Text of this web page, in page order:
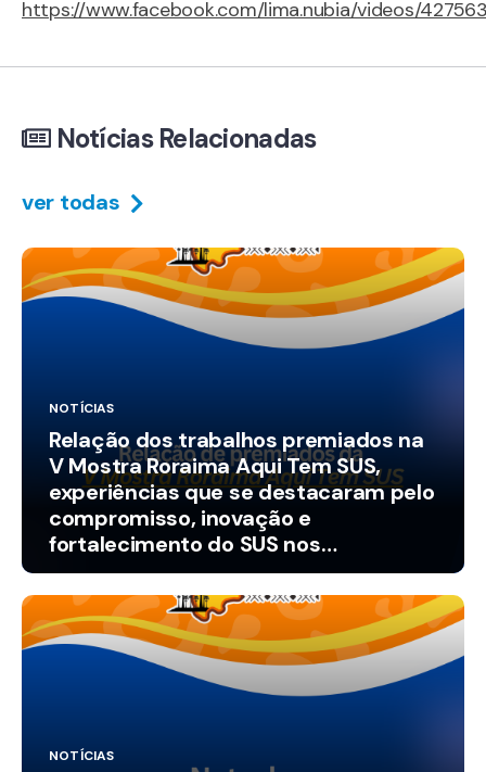
https://www.facebook.com/lima.nubia/videos/
Notícias Relacionadas
ver todas
NOTÍCIAS
Relação dos trabalhos premiados na
V Mostra Roraima Aqui Tem SUS,
experiências que se destacaram pelo
compromisso, inovação e
fortalecimento do SUS nos
municípios.
NOTÍCIAS